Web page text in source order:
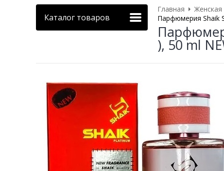
Каталог товаров
Главная
Парфюмерия Shaik
), 50 ml